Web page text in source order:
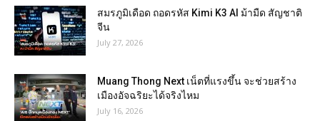
สมรภูมิเดือด ถอดรหัส Kimi K3 AI ม้ามืด สัญชาติ
จีน
July 27, 2026
Muang Thong Next เน็ตที่แรงขึ้น จะช่วยสร้าง
เมืองอัจฉริยะได้จริงไหม
July 16, 2026